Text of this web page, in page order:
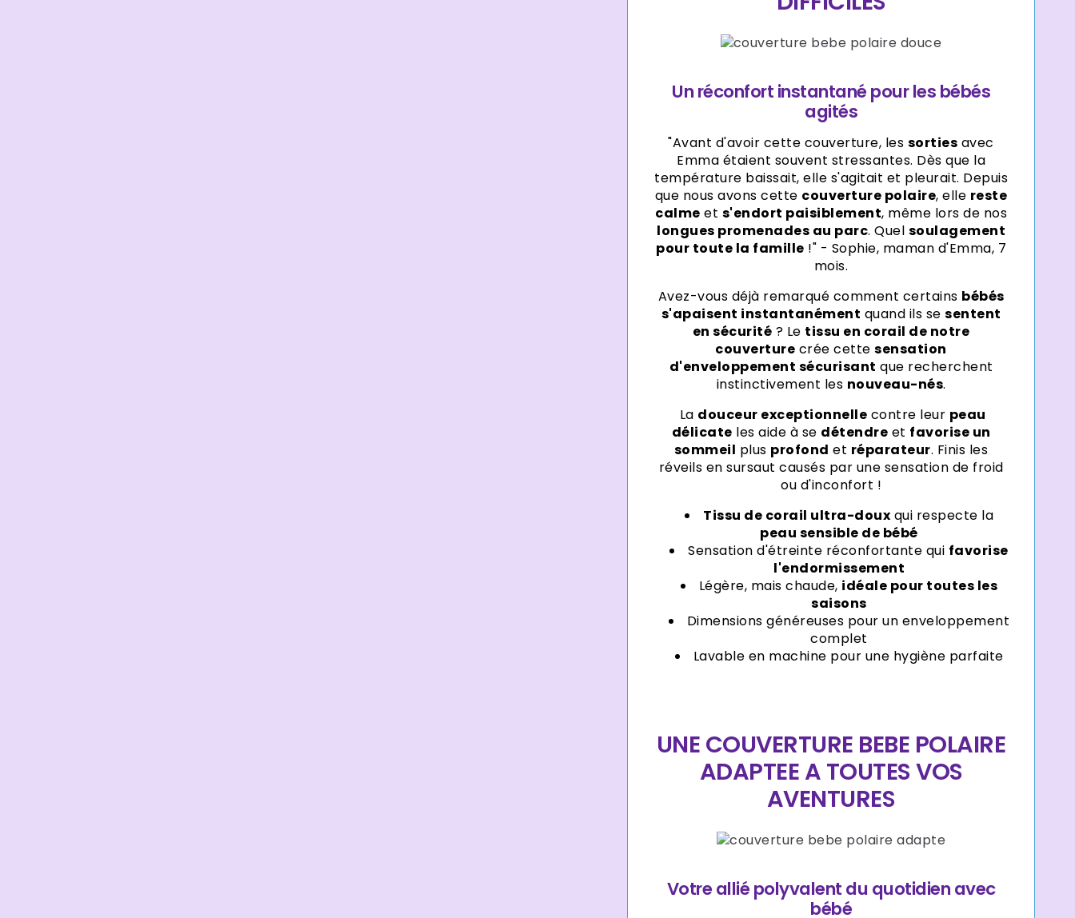
Un réconfort instantané pour les bébés
agités
"Avant d'avoir cette couverture, les sorties avec
Emma étaient souvent stressantes. Dès que la
température baissait, elle s'agitait et pleurait. Depuis
que nous avons cette couverture polaire, elle reste
calme et s'endort paisiblement, même lors de nos
longues promenades au parc. Quel soulagement
pour toute la famille !" - Sophie, maman d'Emma, 7
mois.
Avez-vous déjà remarqué comment certains bébés
s'apaisent instantanément quand ils sesentent
en sécurité ? Le tissu en corail de notre
couverture crée cettesensation
d'enveloppement sécurisant que recherchent
instinctivement les nouveau-nés.
La douceur exceptionnelle contre leur peau
délicate les aide à se détendre et favorise un
sommeil plus profond et réparateur. Finis les
réveils en sursaut causés par une sensation de froid
ou d'inconfort !
Tissu de corail ultra-doux qui respecte la
peau sensible de bébé
Sensation d'étreinte réconfortante qui favorise
l'endormissement
Légère, mais chaude, idéale pour toutes les
saisons
Dimensions généreuses pour un enveloppement
complet
Lavable en machine pour une hygiène parfaite
UNE COUVERTURE BEBE POLAIRE
ADAPTEE A TOUTES VOS
AVENTURES
Votre allié polyvalent du quotidien avec
bébé